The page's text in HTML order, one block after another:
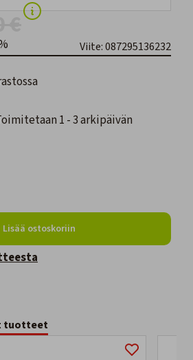
Viite: 087295136232
1 - 3 arkipäivän
Lisää ostoskoriin
tuotteet